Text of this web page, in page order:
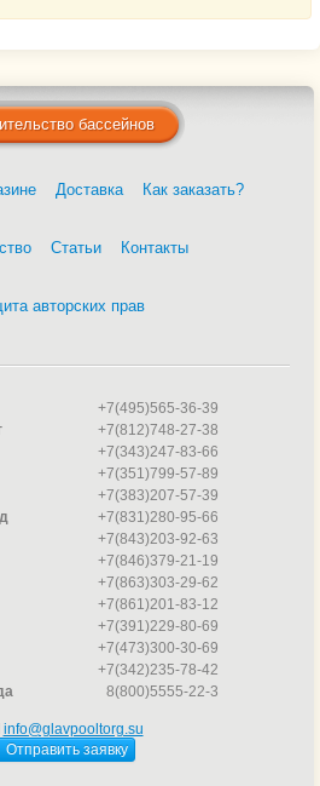
бассейнов
Доставка Как заказать?
Статьи Контакты
авторских прав
+7(495)565-36-39
+7(812)748-27-38
+7(343)247-83-66
+7(351)799-57-89
+7(383)207-57-39
+7(831)280-95-66
+7(843)203-92-63
+7(846)379-21-19
+7(863)303-29-62
+7(861)201-83-12
+7(391)229-80-69
+7(473)300-30-69
+7(342)235-78-42
8(800)5555-22-3
info@glavpooltorg.su
Отправить заявку